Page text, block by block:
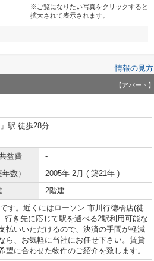
※ご覧になりたい写真をクリックすると
拡大されて表示されます。
情報の見方
【アパート】
」駅 徒歩28分
益費
-
数）
2005年 2月 ( 築21年 )
2階建
す。近くにはローソン 市川行徳橋店(徒
き先に応じて駅を選べる2駅利用可能な
払いいただけるので、決済の手間が軽減
ら、お気軽に当社にお任せ下さい。賃貸
に合わせた物件のご紹介を致します。